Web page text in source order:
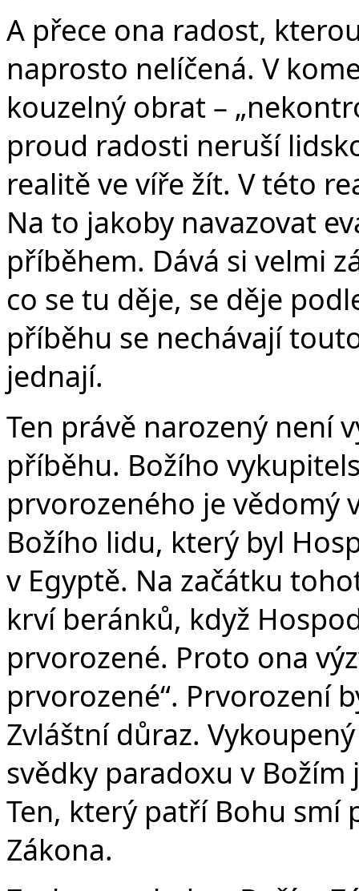
A přece ona radost,
naprosto nelíčená. V
kouzelný obrat –
proud radosti neruší
realitě ve víře žít. V této
Na to jakoby navazovat
příběhem. Dává si velmi
co se tu děje, se děje
příběhu se nechávají
jednají.
Ten právě narozený není
příběhu. Božího
prvorozeného je vědomý
Božího lidu, který byl
v Egyptě. Na začátku
krví beránků, když
prvorozené. Proto ona
prvorozené“. Prvorození
Zvláštní důraz.
svědky paradoxu v
Ten, který patří Bohu smí
Zákona.